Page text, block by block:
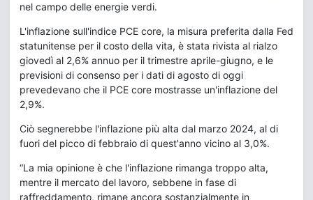
nel campo delle energie verdi.
L'inflazione sull'indice PCE core, la misura preferita dalla Fed
statunitense per il costo della vita, è stata rivista al rialzo
giovedì al 2,6% annuo per il trimestre aprile-giugno, e le
previsioni di consenso per i dati di agosto di oggi
prevedevano che il PCE core mostrasse un'inflazione del
2,9%.
Ciò segnerebbe l'inflazione più alta dal marzo 2024, al di
fuori del picco di febbraio di quest'anno vicino al 3,0%.
“La mia opinione è che l'inflazione rimanga troppo alta,
mentre il mercato del lavoro, sebbene in fase di
raffreddamento, rimane ancora sostanzialmente in